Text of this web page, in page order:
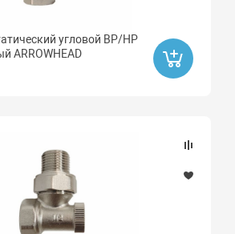
угловой ВР/НР
ARROWHEAD